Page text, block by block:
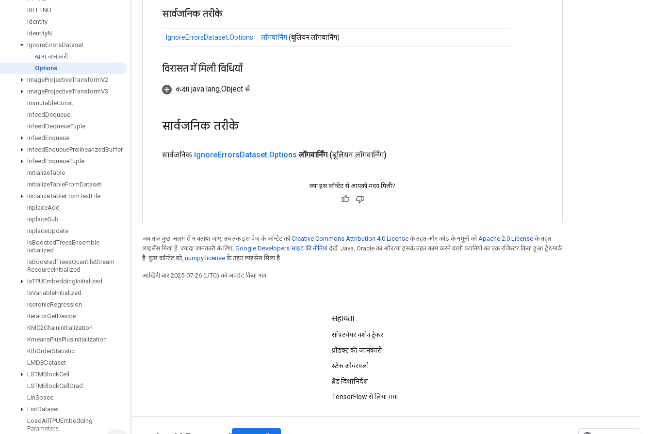
IRFFTND
Identity
IdentityN
IgnoreErrorsDataset
खास जानकारी
Options
ImageProjectiveTransformV2
ImageProjectiveTransformV3
ImmutableConst
InfeedDequeue
InfeedDequeueTuple
InfeedEnqueue
InfeedEnqueuePrelinearizedBuffer
InfeedEnqueueTuple
InitializeTable
InitializeTableFromDataset
InitializeTableFromTextFile
InplaceAdd
InplaceSub
InplaceUpdate
IsBoostedTreesEnsemble
Initialized
IsBoostedTreesQuantileStream
ResourceInitialized
IsTPUEmbeddingInitialized
IsVariableInitialized
IsotonicRegression
IteratorGetDevice
KMC2ChainInitialization
KmeansPlusPlusInitialization
KthOrderStatistic
LMDBDataset
LSTMBlockCell
LSTMBlockCell Grad
LinSpace
ListDataset
LoadAll TPUEmbedding
Parameters
सार्वजनिक तरीके
IgnoreErrorsDataset.Options लॉगवार्निंग(बूलियन लॉगवार्निंग)
विरासत में मिली विधियाँ
कक्षा java.lang.Object से
सार्वजनिक तरीके
सार्वजनिक IgnoreErrorsDataset.Options लॉगवार्निंग (बूलियन लॉगवार्निंग)
क्या इस कॉन्टेंट से आपको मदद मिली?
जब तक कुछ अलग से न बताया जाए, तब तक इस पेज के कॉन्टेंट कोCreative Commons Attribution 4.0 License के तहत और कोड के नमूनों को Apache 2.0 License के तहत
लाइसेंस मिला है. ज़्यादा जानकारी के लिए, Google Developers साइट की नीतियांदेखें. Java, Oracle का और/या इसके तहत काम करने वाली कंपनियों का एक रजिस्टर किया हुआ ट्रेडमार्क
है. कुछ कॉन्टेंट को, numpy license के तहत लाइसेंस मिला है.
आखिरी बार 2025-07-26 (UTC) को अपडेट किया गया.
जुड़े रहें
GitHub
YouTube
सहायता
सॉफ़्टवेयर वर्शन ट्रैकर
प्रॉडक्ट की जानकारी
स्टैक ओवरफ़्लो
ब्रैंड दिशानिर्देश
TensorFlow से लिया गया